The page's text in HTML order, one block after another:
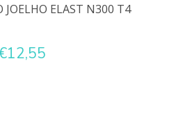
JOELHO ELAST N300 T4